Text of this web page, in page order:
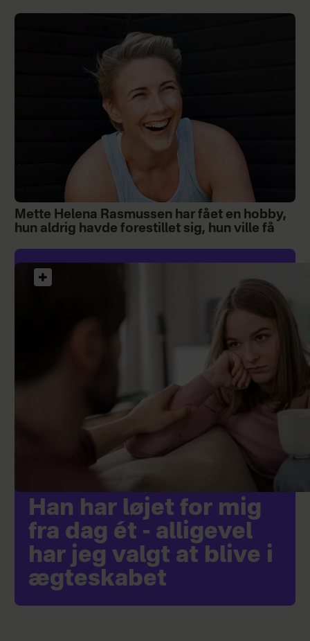
Mette Helena Rasmussen har fået en hobby,
hun aldrig havde forestillet sig, hun ville få
Han har løjet for mig
fra dag ét - alligevel
har jeg valgt at blive i
ægteskabet